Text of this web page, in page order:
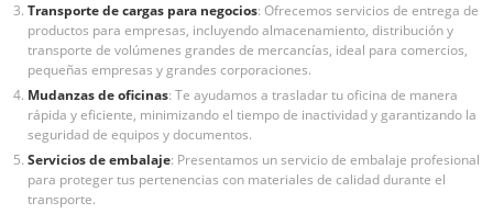
Transporte de cargas para negocios: Ofrecemos servicios de entrega de
productos para empresas, incluyendo almacenamiento, distribución y
transporte de volúmenes grandes de mercancías, ideal para comercios,
pequeñas empresas y grandes corporaciones.
Mudanzas de oficinas: Te ayudamos a trasladar tu oficina de manera
rápida y eficiente, minimizando el tiempo de inactividad y garantizando la
seguridad de equipos y documentos.
Servicios de embalaje: Presentamos un servicio de embalaje profesional
para proteger tus pertenencias con materiales de calidad durante el
transporte.